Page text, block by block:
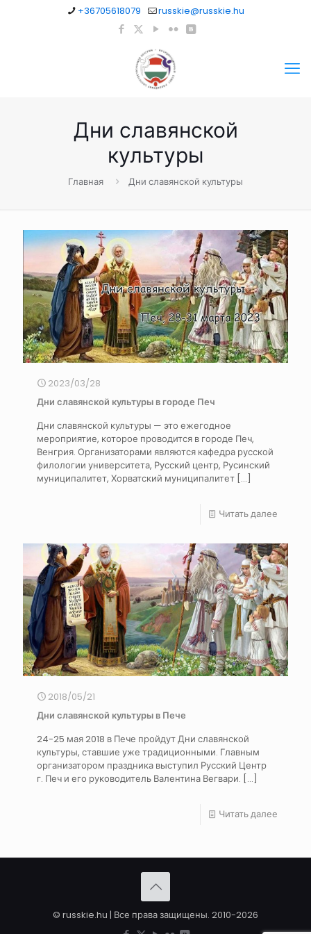
+36705618079 russkie@russkie.hu
Дни славянской
культуры
Главная Дни славянской культуры
2023/03/28
Дни славянской культуры в городе Печ
Дни славянской культуры — это ежегодное
мероприятие, которое проводится в городе Печ,
Венгрия. Организаторами являются кафедра русской
филологии университета, Русский центр, Русинский
муниципалитет, Хорватский муниципалитет […]
Читать далее
2018/05/21
Дни славянской культуры в Пече
24-25 мая 2018 в Пече пройдут Дни славянской
культуры, ставшие уже традиционными. Главным
организатором праздника выступил Русский Центр
г. Печ и его руководитель Валентина Вегвари. […]
Читать далее
© russkie.hu | Все права защищены. 2010-2026